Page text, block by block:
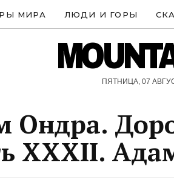
МИРА ЛЮДИ И ГОРЫ
ПЯТНИЦА, 07
Ондра.
XXXII.